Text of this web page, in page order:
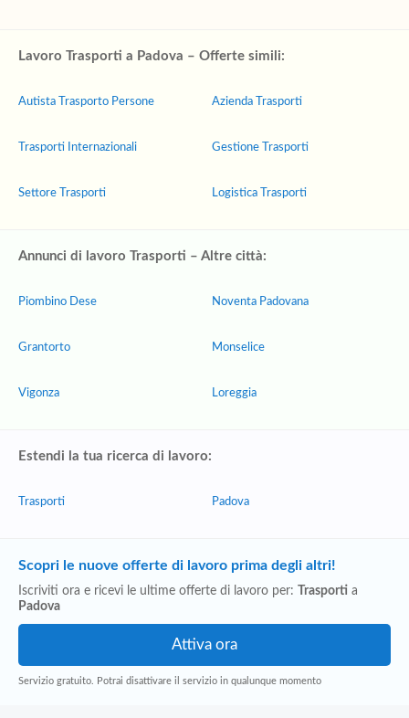
Lavoro Trasporti a Padova – Offerte simili:
Autista Trasporto Persone
Trasporti Internazionali
Settore Trasporti
Azienda Trasporti
Gestione Trasporti
Logistica Trasporti
Annunci di lavoro Trasporti – Altre città:
Piombino Dese
Grantorto
Vigonza
Noventa Padovana
Monselice
Loreggia
Estendi la tua ricerca di lavoro:
Trasporti Padova
Scopri le nuove offerte di lavoro prima degli altri!
Iscriviti ora e ricevi le ultime offerte di lavoro per: Trasporti a
Padova
Servizio gratuito. Potrai disattivare il servizio in qualunque momento